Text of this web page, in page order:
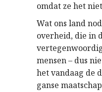
omdat ze het
Wat ons land
overheid, die in
mensen – dus
het vandaag de
ganse